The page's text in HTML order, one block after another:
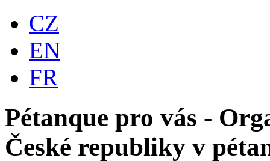
CZ
EN
FR
Pétanque pro vás -
České republiky v